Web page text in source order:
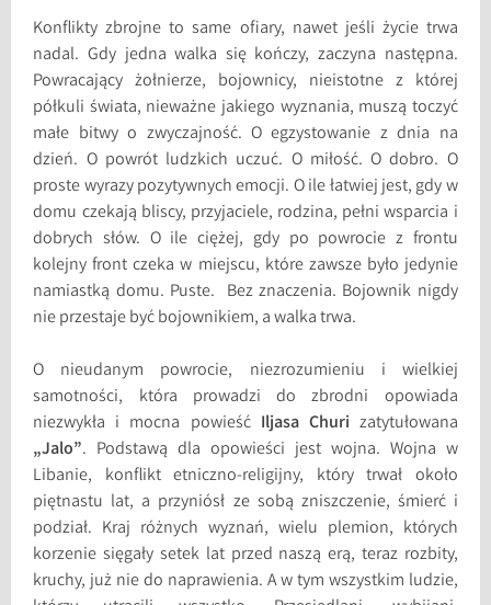
Konflikty zbrojne to same ofiary, nawet jeśli życie trwa
nadal. Gdy jedna walka się kończy, zaczyna następna.
Powracający żołnierze, bojownicy, nieistotne z której
półkuli świata, nieważne jakiego wyznania, muszą toczyć
małe bitwy o zwyczajność. O egzystowanie z dnia na
dzień. O powrót ludzkich uczuć. O miłość. O dobro. O
proste wyrazy pozytywnych emocji. O ile łatwiej jest, gdy w
domu czekają bliscy, przyjaciele, rodzina, pełni wsparcia i
dobrych słów. O ile ciężej, gdy po powrocie z frontu
kolejny front czeka w miejscu, które zawsze było jedynie
namiastką domu. Puste. Bez znaczenia. Bojownik nigdy
nie przestaje być bojownikiem, a walka trwa.
O nieudanym powrocie, niezrozumieniu i wielkiej
samotności, która prowadzi do zbrodni opowiada
niezwykła i mocna powieśćIljasa Churi zatytułowana
„Jalo”. Podstawą dla opowieści jest wojna. Wojna w
Libanie, konflikt etniczno-religijny, który trwał około
piętnastu lat, a przyniósł ze sobą zniszczenie, śmierć i
podział. Kraj różnych wyznań, wielu plemion, których
korzenie sięgały setek lat przed naszą erą, teraz rozbity,
kruchy, już nie do naprawienia. A w tym wszystkim ludzie,